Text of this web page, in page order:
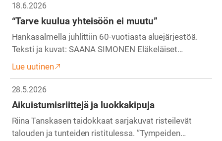
18.6.2026
“Tarve kuulua yhteisöön ei muutu”
Hankasalmella juhlittiin 60-vuotiasta aluejärjestöä.
Teksti ja kuvat: SAANA SIMONEN Eläkeläiset…
Lue uutinen
28.5.2026
Aikuistumisriittejä ja luokkakipuja
Riina Tanskasen taidokkaat sarjakuvat risteilevät
talouden ja tunteiden ristitulessa. ”Tympeiden…